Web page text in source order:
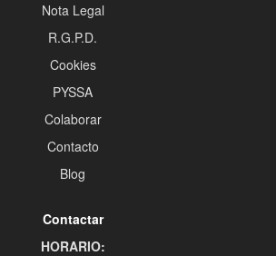
Nota Legal
R.G.P.D.
Cookies
PYSSA
Colaborar
Contacto
Blog
Contactar
HORARIO: